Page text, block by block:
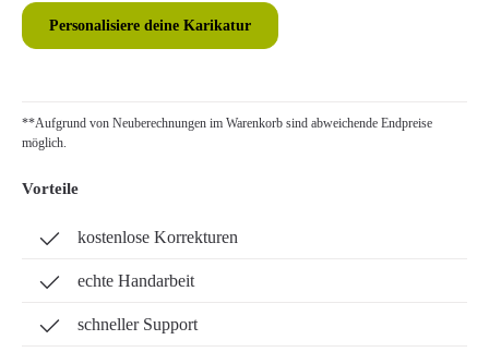
Personalisiere deine Karikatur
**Aufgrund von Neuberechnungen im Warenkorb sind abweichende Endpreise
möglich.
Vorteile
kostenlose Korrekturen
echte Handarbeit
schneller Support